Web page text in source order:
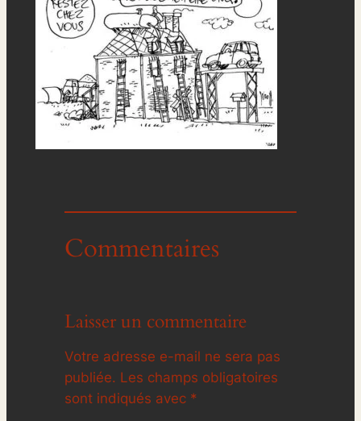
Commentaires
Laisser un commentaire
Votre adresse e-mail ne sera pas
publiée. Les champs obligatoires
sont indiqués avec *